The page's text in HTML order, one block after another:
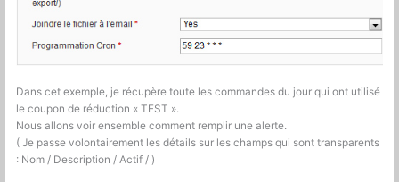
Dans cet exemple, je récupère toute les commandes du jour qui ont utilisé
le coupon de réduction « TEST ».
Nous allons voir ensemble comment remplir une alerte.
( Je passe volontairement les détails sur les champs qui sont transparents
: Nom / Description / Actif / )